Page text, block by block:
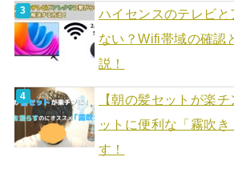
ハイセンスのテレビと
ない？Wifi帯域の確認
説！
【朝の髪セットが楽
ットに便利な「霧吹き
す！